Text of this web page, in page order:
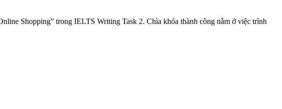
Shopping” trong IELTS Writing Task 2. Chìa khóa thành công nằm ở việc trình